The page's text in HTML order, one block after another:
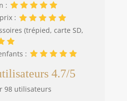
:
:
(trépied, carte SD,
:
4.7/5
98 utilisateurs